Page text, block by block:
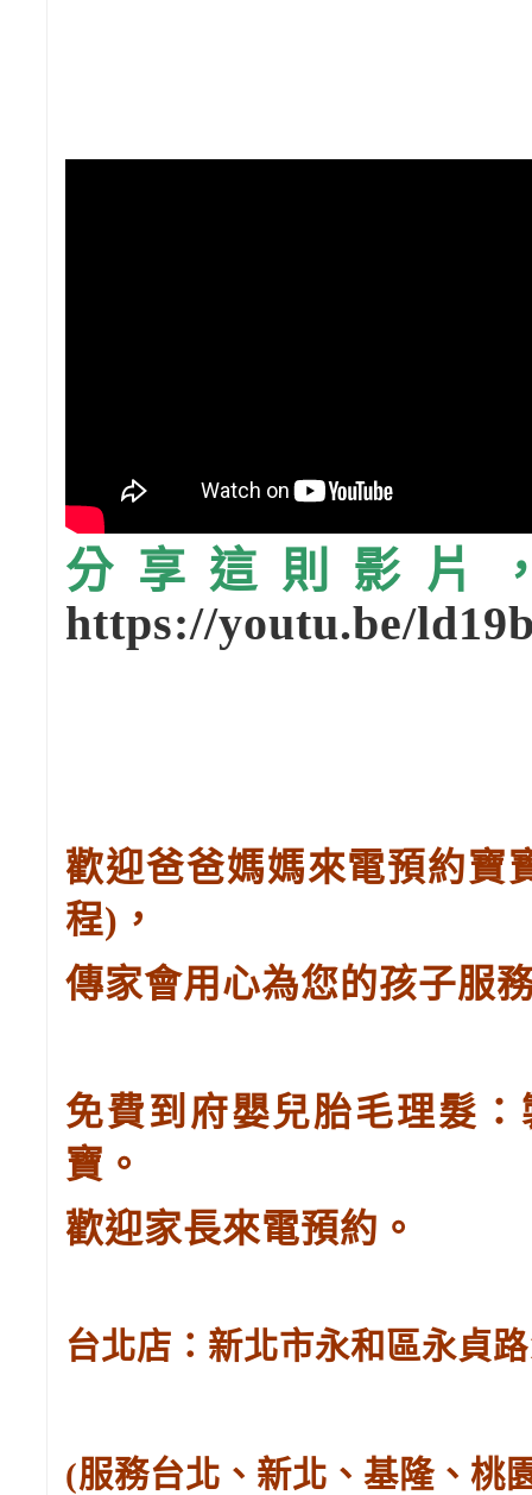
分享這則影片
https://youtu.be/
歡迎爸爸媽媽來電預約寶
程) ，
傳家會用心為您的孩子服
免費到府嬰兒胎毛理髮
寶。
歡迎家長來電預約。
台北店：新北市永和區永貞
(服務台北、新北、基隆、桃